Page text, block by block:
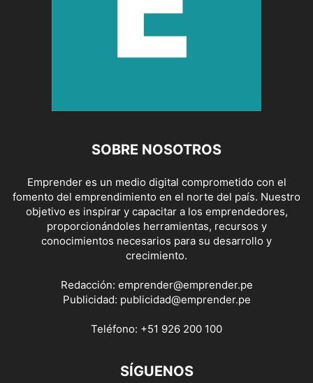
SOBRE NOSOTROS
Emprender es un medio digital comprometido con el
fomento del emprendimiento en el norte del país. Nuestro
objetivo es inspirar y capacitar a los emprendedores,
proporcionándoles herramientas, recursos y
conocimientos necesarios para su desarrollo y
crecimiento.
Redacción: emprender@emprender.pe
Publicidad: publicidad@emprender.pe
Teléfono: +51 926 200 100
SÍGUENOS